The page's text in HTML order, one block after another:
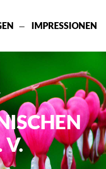
IMPRESSIONEN
V.